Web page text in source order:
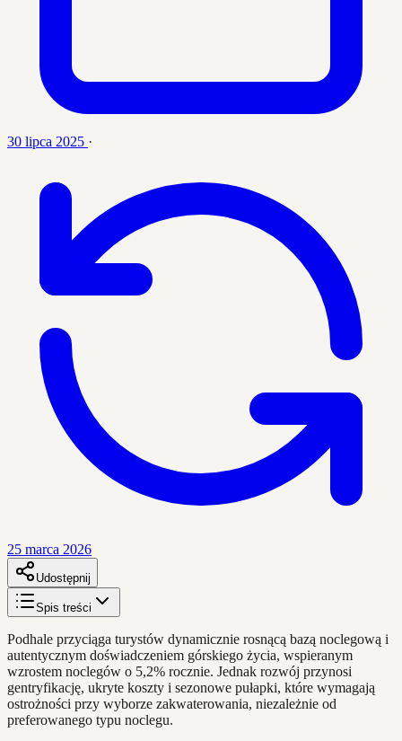
30 lipca 2025 ·
25 marca 2026
Udostępnij
Spis treści
Podhale przyciąga turystów dynamicznie rosnącą bazą noclegową i
autentycznym doświadczeniem górskiego życia, wspieranym
wzrostem noclegów o 5,2% rocznie. Jednak rozwój przynosi
gentryfikację, ukryte koszty i sezonowe pułapki, które wymagają
ostrożności przy wyborze zakwaterowania, niezależnie od
preferowanego typu noclegu.